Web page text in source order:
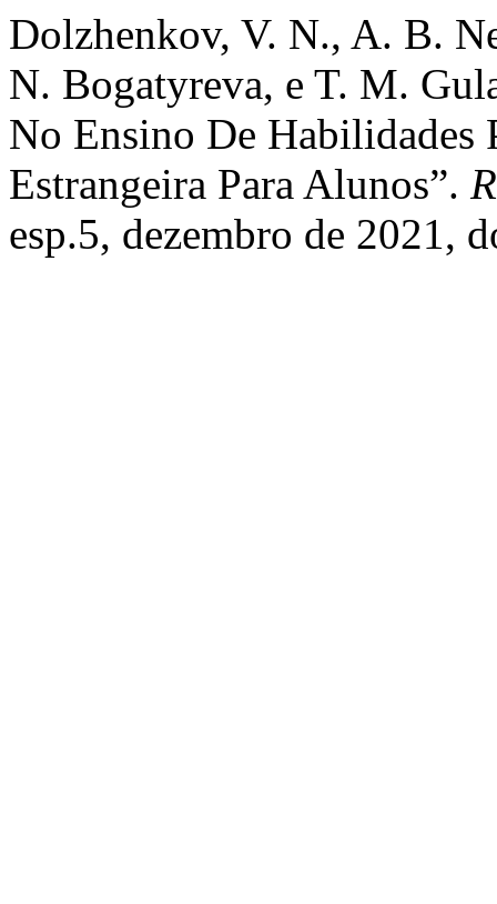
Dolzhenkov, V. N., A. B.
N. Bogatyreva, e T. M.
No Ensino De Habilidades
Estrangeira Para Alunos”.
esp.5, dezembro de 2021,